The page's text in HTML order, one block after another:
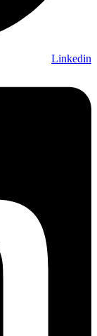
Linkedin